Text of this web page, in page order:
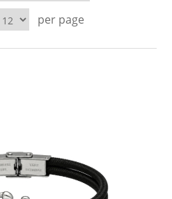
per page